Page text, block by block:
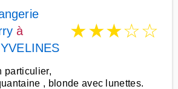
à
★★★☆☆
particulier,
, blonde avec lunettes.